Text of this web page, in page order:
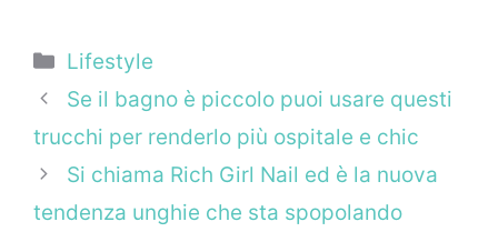
Categorie
Lifestyle
Se il bagno è piccolo puoi usare questi
trucchi per renderlo più ospitale e chic
Si chiama Rich Girl Nail ed è la nuova
tendenza unghie che sta spopolando